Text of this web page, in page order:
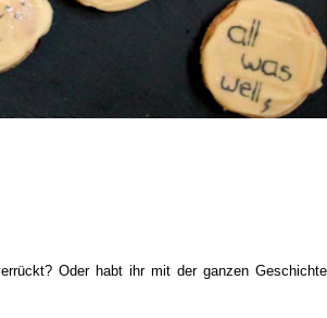
Oder habt ihr mit der ganzen Geschichte